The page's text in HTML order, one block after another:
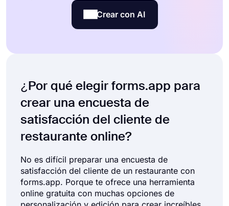
Crear con AI
¿Por qué elegir forms.app para
crear una encuesta de
satisfacción del cliente de
restaurante online?
No es difícil preparar una encuesta de
satisfacción del cliente de un restaurante con
forms.app. Porque te ofrece una herramienta
online gratuita con muchas opciones de